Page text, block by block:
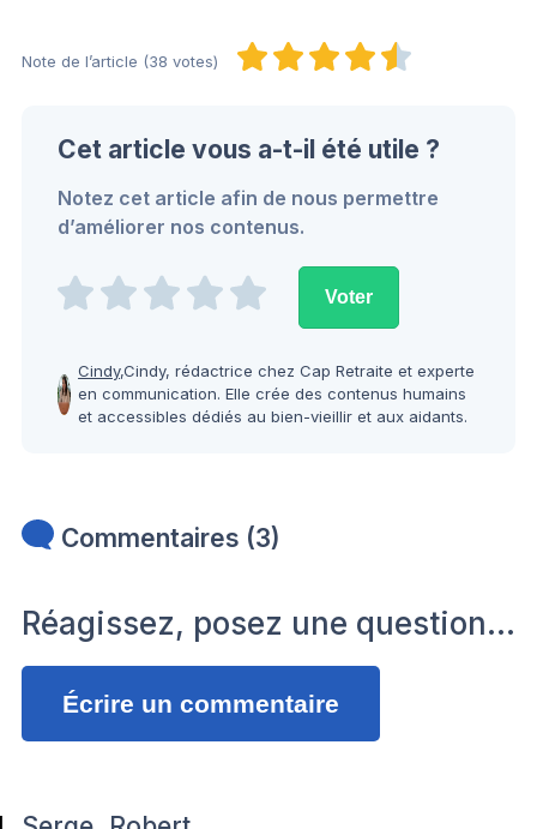
Note de l’article (38 votes)
Cet article vous a-t-il été utile ?
Notez cet article afin de nous permettre
d’améliorer nos contenus.
Cindy,Cindy, rédactrice chez Cap Retraite et experte
en communication. Elle crée des contenus humains
et accessibles dédiés au bien-vieillir et aux aidants.
Commentaires (3)
Réagissez, posez une question…
Écrire un commentaire